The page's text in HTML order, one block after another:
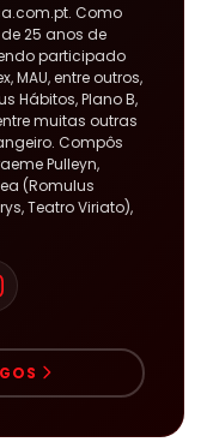
Como
25 anos de
participado
MAU, entre outros,
Hábitos, Plano B,
muitas outras
Compôs
Pulleyn,
(Romulus
Teatro Viriato),